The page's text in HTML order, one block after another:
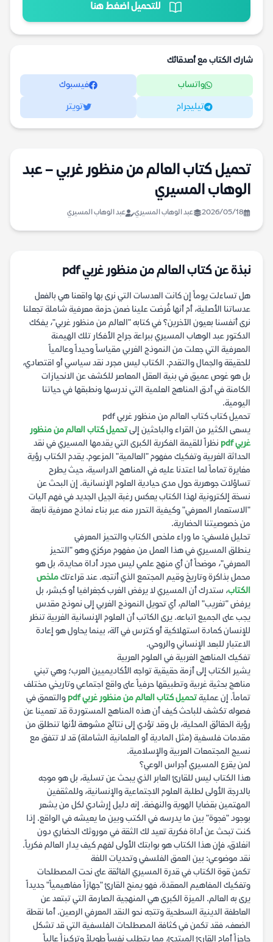
للتحميل اضغط هنا
شارك الكتاب مع أصدقائك
واتساب فيسبوك
تيليجرام تويتر
تحميل كتاب العالم من منظور غربي – عبد
الوهاب المسيري
2026/05/18 عبد الوهاب المسيري عبد الوهاب المسيري
نبذة عن كتاب العالم من منظور غربي pdf
هل تساءلت يوماً إن كانت العدسات التي نرى بها واقعنا هي بالفعل
عدساتنا الأصلية، أم أنها فُرضت علينا ضمن حزمة معرفية شاملة تجعلنا
نرى أنفسنا بعيون الآخرين؟ في كتابه "العالم من منظور غربي"، يفكك
الدكتور عبد الوهاب المسيري ببراعة جراح الأفكار تلك الهيمنة
المعرفية التي جعلت من النموذج الغربي مقياساً وحيداً وعالمياً
للحقيقة والجمال والتقدم. الكتاب ليس مجرد نقد سياسي أو اقتصادي،
بل هو غوص عميق في بنية العقل المعاصر للكشف عن الانحيازات
الكامنة في أدق المناهج العلمية التي ندرسها ونطبقها في حياتنا
اليومية.
تحميل كتاب كتاب العالم من منظور غربي pdf
يسعى الكثير من القراء والباحثين إلىتحميل كتاب العالم من منظور
غربي pdf
نظراً للقيمة الفكرية الكبرى التي يقدمها المسيري في نقد
الحداثة الغربية وتفكيك مفهوم "العالمية" المزعوم. يقدم الكتاب رؤية
مغايرة تماماً لما اعتدنا عليه في المناهج الدراسية، حيث يطرح
تساؤلات جوهرية حول مدى حيادية العلوم الإنسانية. إن البحث عن
نسخة إلكترونية لهذا الكتاب يعكس رغبة الجيل الجديد في فهم آليات
"الاستعمار المعرفي" وكيفية التحرر منه عبر بناء نماذج معرفية نابعة
من خصوصيتنا الحضارية.
تحليل فلسفي: ما وراء ملخص الكتاب والتحيز المعرفي
ينطلق المسيري في هذا العمل من مفهوم مركزي وهو "التحيز
المعرفي"، موضحاً أن أي منهج علمي ليس مجرد أداة محايدة، بل هو
محمل بذاكرة وتاريخ وقيم المجتمع الذي أنتجه. عند قراءتكملخص
الكتاب، ستدرك أن المسيري لا يرفض الغرب كجغرافيا أو كبشر، بل
يرفض "تغريب" العالم، أي تحويل النموذج الغربي إلى نموذج مقدس
يجب على الجميع اتباعه. يرى الكاتب أن العلوم الإنسانية الغربية تنظر
للإنسان كمادة استهلاكية أو كترس في آلة، بينما يحاول هو إعادة
الاعتبار للبعد الإنساني والروحي.
تفكيك المناهج الغربية في العلوم العربية
يشير الكتاب إلى أزمة حقيقية تواجه الأكاديميين العرب؛ وهي تبني
مناهج بحثية غربية وتطبيقها حرفياً على واقع اجتماعي وتاريخي مختلف
تماماً. إن عمليةتحميل كتاب العالم من منظور غربي pdf
والتعمق في
فصوله تكشف للباحث كيف أن هذه المناهج المستوردة قد تعمينا عن
رؤية الحقائق المحلية، بل وقد تؤدي إلى نتائج مشوهة لأنها تنطلق من
مقدمات فلسفية (مثل المادية أو العلمانية الشاملة) قد لا تتفق مع
نسيج المجتمعات العربية والإسلامية.
لمن يقرع المسيري أجراس الوعي؟
هذا الكتاب ليس للقارئ العابر الذي يبحث عن تسلية، بل هو موجه
بالدرجة الأولى لطلبة العلوم الاجتماعية والإنسانية، وللمثقفين
المهتمين بقضايا الهوية والنهضة. إنه دليل إرشادي لكل من يشعر
بوجود "فجوة" بين ما يدرسه في الكتب وبين ما يعيشه في الواقع. إذا
كنت تبحث عن أداة فكرية تعيد لك الثقة في موروثك الحضاري دون
انغلاق، فإن هذا الكتاب هو بوابتك الأولى لفهم كيف يدار العالم فكرياً.
نقد موضوعي: بين العمق الفلسفي وتحديات اللغة
تكمن قوة الكتاب في قدرة المسيري الفائقة على نحت المصطلحات
وتفكيك المفاهيم المعقدة، فهو يمنح القارئ "جهازاً مفاهيمياً" جديداً
يرى به العالم. الميزة الكبرى هي المنهجية الصارمة التي تبتعد عن
العاطفة الدينية السطحية وتتجه نحو النقد المعرفي الرصين. أما نقطة
الضعف، فقد تكمن في كثافة المصطلحات الفلسفية التي قد تشكل
حاجزاً أمام القارئ المبتدئ، مما يتطلب نفساً طويلاً وتركيزاً عالياً